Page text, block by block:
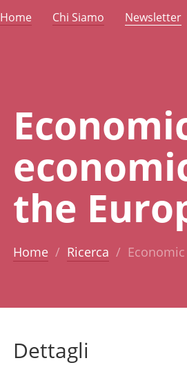
Home Chi Siamo Newsletter
the
Home Ricerca
Dettagli